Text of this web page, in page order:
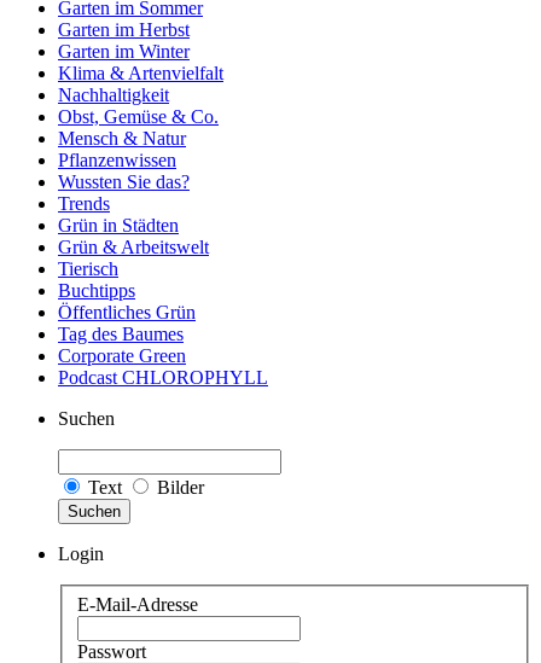
Garten im Sommer
Garten im Herbst
Garten im Winter
Klima & Artenvielfalt
Nachhaltigkeit
Obst, Gemüse & Co.
Mensch & Natur
Pflanzenwissen
Wussten Sie das?
Trends
Grün in Städten
Grün & Arbeitswelt
Tierisch
Buchtipps
Öffentliches Grün
Tag des Baumes
Corporate Green
Podcast CHLOROPHYLL
Suchen
Text Bilder
Suchen
Login
E-Mail-Adresse
Passwort